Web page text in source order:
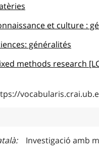
et culture :
généralités
methods research
Investigació amb